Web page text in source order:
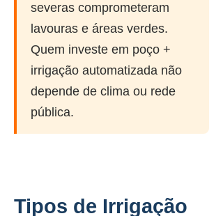
severas comprometeram
lavouras e áreas verdes.
Quem investe em poço +
irrigação automatizada não
depende de clima ou rede
pública.
Tipos de Irrigação